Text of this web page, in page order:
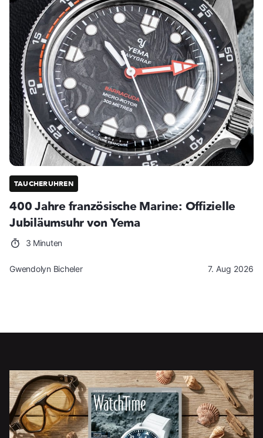
TAUCHERUHREN
400 Jahre französische Marine: Offizielle
Jubiläumsuhr von Yema
3 Minuten
Gwendolyn Bicheler 7. Aug 2026